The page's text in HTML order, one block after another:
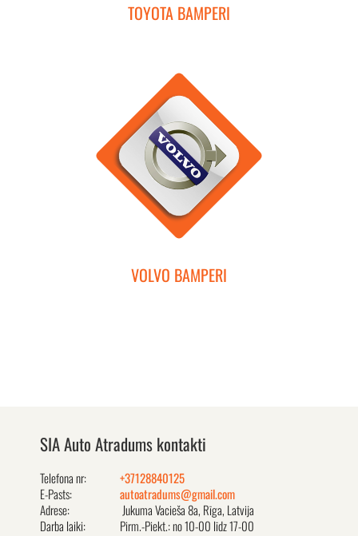
TOYOTA BAMPERI
VOLVO BAMPERI
SIA Auto Atradums kontakti
Telefona nr:
+37128840125
E-Pasts:
autoatradums@gmail.com
Adrese:
Jukuma Vacieša 8a, Rīga, Latvija
Darba laiki:
Pirm.-Piekt.: no 10-00 līdz 17-00